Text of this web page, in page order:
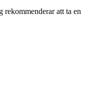
rekommenderar att ta en